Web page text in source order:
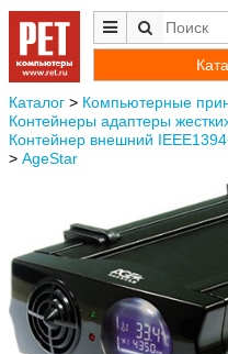
Каталог > Компьютерные
Контейнеры адаптеры
Контейнер внешний
> AgeStar